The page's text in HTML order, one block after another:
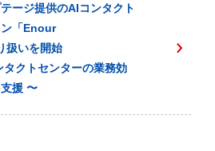
ージ提供のAIコンタクト
「Enour
扱いを開始
クトセンターの業務効
援 〜